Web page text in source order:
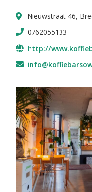
Nieuwstraat 46,
0762055133
http://